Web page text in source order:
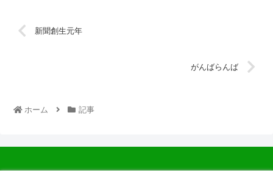
新聞創生元年
がんばらんば
ホーム 記事